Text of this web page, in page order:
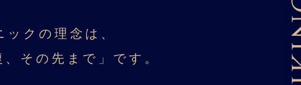
クの理念は、
、その先まで」です。